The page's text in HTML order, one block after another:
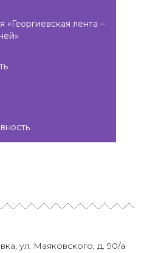
«Георгиевская лента –
ул. Маяковского, д. 90/а